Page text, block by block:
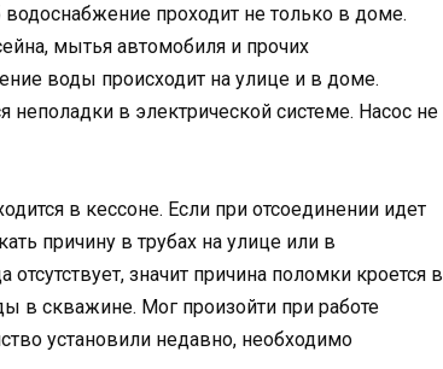
проходит не только в доме.
мытья автомобиля и прочих
воды происходит на улице и в доме.
в электрической системе. Насос не
в кессоне. Если при отсоединении идет
причину в трубах на улице или в
значит причина поломки кроется в
в скважине. Мог произойти при работе
установили недавно, необходимо